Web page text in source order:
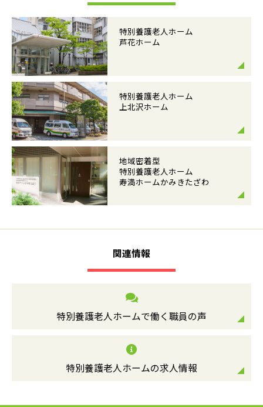
特別養護老人ホーム
芦花ホーム
特別養護老人ホーム
上北沢ホーム
地域密着型
特別養護老人ホーム
寿満ホームかみきたざわ
関連情報
特別養護老人ホームで働く職員の声
特別養護老人ホームの求人情報